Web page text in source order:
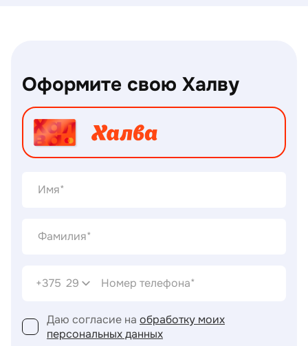
Оформите свою Халву
+375 29
Даю согласие на обработку моих
персональных данных